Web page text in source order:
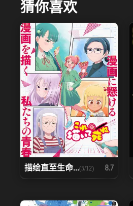
猜你喜欢
描绘直至生命...(5/12) 8.7